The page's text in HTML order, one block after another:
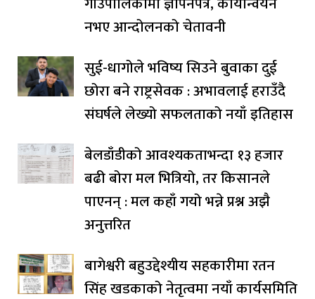
नभए आन्दोलनको चेतावनी
सुई-धागोले भविष्य सिउने बुवाका दुई
छोरा बने राष्ट्रसेवक : अभावलाई हराउँदै
संघर्षले लेख्यो सफलताको नयाँ इतिहास
बेलडाँडीको आवश्यकताभन्दा १३ हजार
बढी बोरा मल भित्रियो, तर किसानले
पाएनन् : मल कहाँ गयो भन्ने प्रश्न अझै
अनुत्तरित
बागेश्वरी बहुउद्देश्यीय सहकारीमा रतन
सिंह खडकाको नेतृत्वमा नयाँ कार्यसमिति